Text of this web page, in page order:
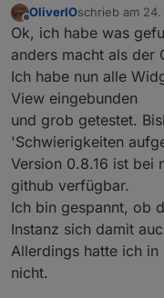
Offline
OliverIOschrieb am 24.
zuletzt editiert
Ok, ich habe was
anders macht als der
Ich habe nun alle
View eingebunden
und grob getestet.
'Schwierigkeiten
Version 0.8.16 ist bei
github verfügbar.
Ich bin gespannt, ob
Instanz sich damit
Allerdings hatte ich
nicht.